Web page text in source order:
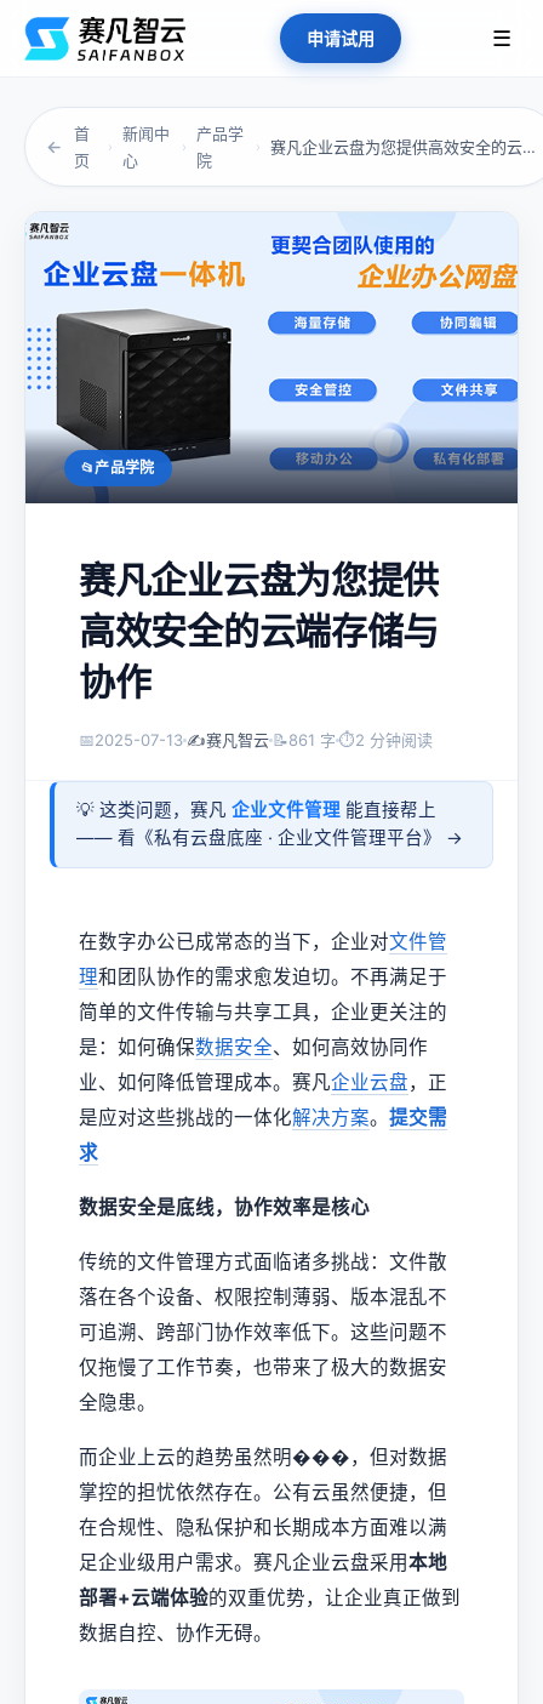
申请试用 ☰
←
首
页
›
新闻中
心
›
产品学
院
› 赛凡企业云盘为您提供高效安全的云端存储与协作
产品学院
赛凡企业云盘为您提供
高效安全的云端存储与
协作
📅2025-07-13 ✍️赛凡智云 📝861 字 ⏱2 分钟阅读
💡 这类问题，赛凡 企业文件管理 能直接帮上
—— 看《私有云盘底座 · 企业文件管理平台》 →
在数字办公已成常态的当下，企业对文件管
理和团队协作的需求愈发迫切。不再满足于
简单的文件传输与共享工具，企业更关注的
是：如何确保数据安全、如何高效协同作
业、如何降低管理成本。赛凡企业云盘，正
是应对这些挑战的一体化解决方案。 提交需
求
数据安全是底线，协作效率是核心
传统的文件管理方式面临诸多挑战：文件散
落在各个设备、权限控制薄弱、版本混乱不
可追溯、跨部门协作效率低下。这些问题不
仅拖慢了工作节奏，也带来了极大的数据安
全隐患。
而企业上云的趋势虽然明���，但对数据
掌控的担忧依然存在。公有云虽然便捷，但
在合规性、隐私保护和长期成本方面难以满
足企业级用户需求。赛凡企业云盘采用本地
部署+云端体验的双重优势，让企业真正做到
数据自控、协作无碍。